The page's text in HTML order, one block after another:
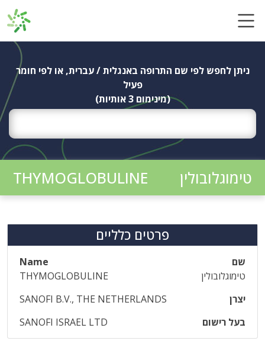
ניתן לחפש לפי שם התרופה באנגלית / עברית, או לפי חומר
פעיל
(מינימום 3 אותיות)
טימוגלובולין THYMOGLOBULINE
פרטים כלליים
שם
Name
טימוגלובולין
THYMOGLOBULINE
יצרן
SANOFI B.V., THE NETHERLANDS
בעל רישום
SANOFI ISRAEL LTD